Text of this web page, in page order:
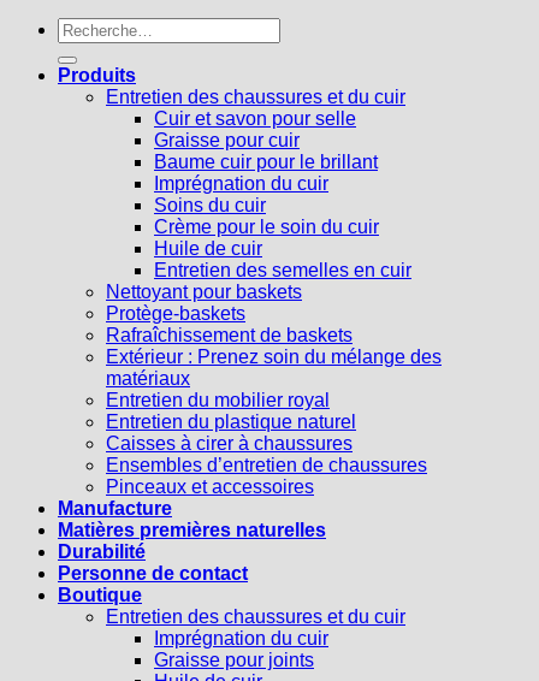
Recherche
pour :
Produits
Entretien des chaussures et du cuir
Cuir et savon pour selle
Graisse pour cuir
Baume cuir pour le brillant
Imprégnation du cuir
Soins du cuir
Crème pour le soin du cuir
Huile de cuir
Entretien des semelles en cuir
Nettoyant pour baskets
Protège-baskets
Rafraîchissement de baskets
Extérieur : Prenez soin du mélange des
matériaux
Entretien du mobilier royal
Entretien du plastique naturel
Caisses à cirer à chaussures
Ensembles d’entretien de chaussures
Pinceaux et accessoires
Manufacture
Matières premières naturelles
Durabilité
Personne de contact
Boutique
Entretien des chaussures et du cuir
Imprégnation du cuir
Graisse pour joints